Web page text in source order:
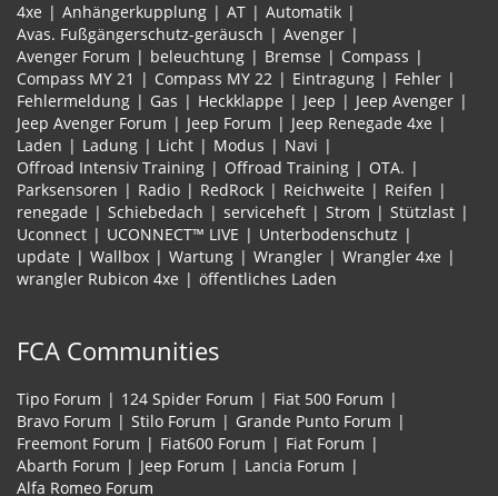
4xe Anhängerkupplung AT
Automatik
Avas. Fußgängerschutz-geräusch
Avenger
Avenger Forum
beleuchtung Bremse
Compass
Compass MY 21
Compass MY 22 Eintragung
Fehler
Fehlermeldung
Gas Heckklappe Jeep
Jeep Avenger
Jeep Avenger Forum
Jeep Forum
Jeep Renegade 4xe
Laden
Ladung Licht Modus
Navi
Offroad Intensiv Training
Offroad Training
OTA.
Parksensoren
Radio RedRock Reichweite
Reifen
renegade
Schiebedach serviceheft Strom
Stützlast
Uconnect
UCONNECT™ LIVE
Unterbodenschutz
update
Wallbox Wartung Wrangler
Wrangler 4xe
wrangler Rubicon 4xe
öffentliches Laden
FCA Communities
Tipo Forum 124 Spider Forum
Fiat 500 Forum
Bravo Forum
Stilo Forum
Grande Punto Forum
Freemont Forum
Fiat600 Forum
Fiat Forum
Abarth Forum
Jeep Forum
Lancia Forum
Alfa Romeo Forum